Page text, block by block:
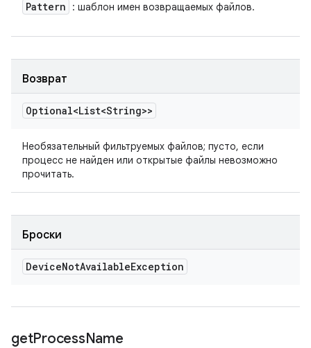
Pattern : шаблон имен возвращаемых файлов.
Возврат
Optional<List<String>>
Необязательный фильтруемых файлов; пусто, если
процесс не найден или открытые файлы невозможно
прочитать.
Броски
DeviceNotAvailableException
getProcessName